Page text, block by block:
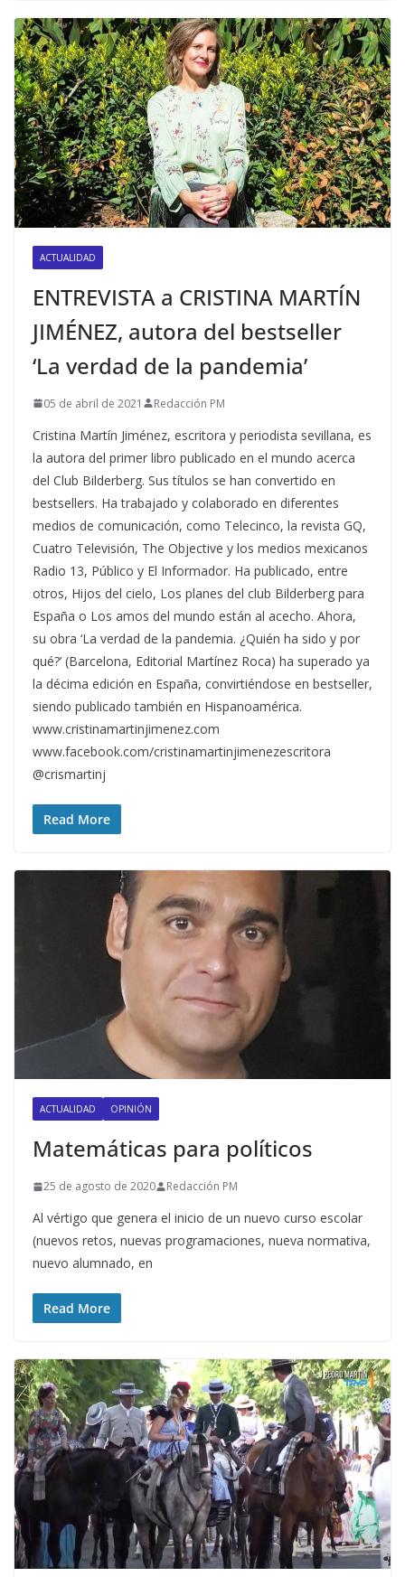
ACTUALIDAD
ENTREVISTA a CRISTINA MARTÍN
JIMÉNEZ, autora del bestseller
‘La verdad de la pandemia’
05 de abril de 2021 Redacción PM
Cristina Martín Jiménez, escritora y periodista sevillana, es
la autora del primer libro publicado en el mundo acerca
del Club Bilderberg. Sus títulos se han convertido en
bestsellers. Ha trabajado y colaborado en diferentes
medios de comunicación, como Telecinco, la revista GQ,
Cuatro Televisión, The Objective y los medios mexicanos
Radio 13, Público y El Informador. Ha publicado, entre
otros, Hijos del cielo, Los planes del club Bilderberg para
España o Los amos del mundo están al acecho. Ahora,
su obra ‘La verdad de la pandemia. ¿Quién ha sido y por
qué?’ (Barcelona, Editorial Martínez Roca) ha superado ya
la décima edición en España, convirtiéndose en bestseller,
siendo publicado también en Hispanoamérica.
www.cristinamartinjimenez.com
www.facebook.com/cristinamartinjimenezescritora
@crismartinj
Read More
ACTUALIDAD OPINIÓN
Matemáticas para políticos
25 de agosto de 2020 Redacción PM
Al vértigo que genera el inicio de un nuevo curso escolar
(nuevos retos, nuevas programaciones, nueva normativa,
nuevo alumnado, en
Read More